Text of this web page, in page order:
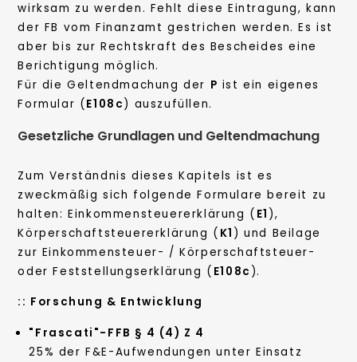
wirksam zu werden. Fehlt diese Eintragung, kann
der FB vom Finanzamt gestrichen werden. Es ist
aber bis zur Rechtskraft des Bescheides eine
Berichtigung möglich.
Für die Geltendmachung der P ist ein eigenes
Formular ( E108c ) auszufüllen.
Gesetzliche Grundlagen und Geltendmachung
Zum Verständnis dieses Kapitels ist es
zweckmäßig sich folgende Formulare bereit zu
halten: Einkommensteuererklärung ( E1 ),
Körperschaftsteuererklärung ( K1 ) und Beilage
zur Einkommensteuer- / Körperschaftsteuer-
oder Feststellungserklärung ( E108c ).
:: Forschung & Entwicklung
"Frascati"-FFB § 4 (4) Z 4
25% der F&E-Aufwendungen unter Einsatz